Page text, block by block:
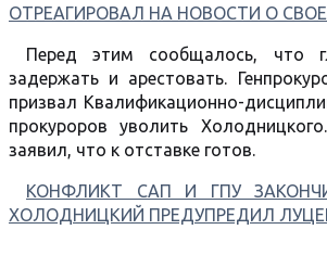
ОТРЕАГИРОВАЛ НА НОВОСТИ О
Перед этим сообщалось, что
задержать и арестовать.
призвал Квалификационно-
прокуроров уволить
заявил, что к отставке готов.
КОНФЛИКТ САП И ГПУ
ХОЛОДНИЦКИЙ ПРЕДУПРЕДИЛ